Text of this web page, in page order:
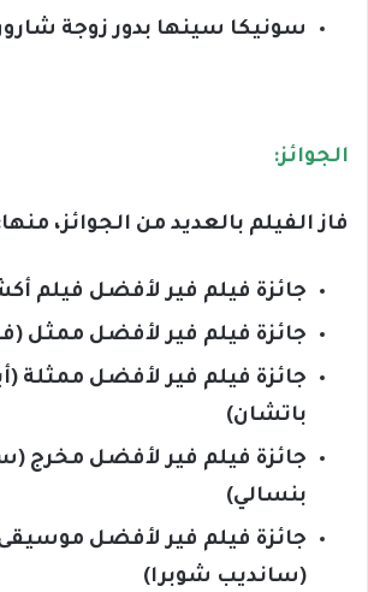
سونيكا سينها بدور زوجة
الجوائز:
فاز الفيلم بالعديد من الجوائز،
جائزة فيلم فير لأفضل فيلم
جائزة فيلم فير لأفضل ممثل
جائزة فيلم فير لأفضل ممثلة
باتشان)
جائزة فيلم فير لأفضل مخرج
بنسالي)
جائزة فيلم فير لأفضل
(سانديب شوبرا)